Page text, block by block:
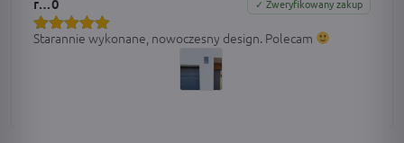
✓ Zweryfikowany zakup
Oceniono5
Starannie wykonane, nowoczesny design. Polecam